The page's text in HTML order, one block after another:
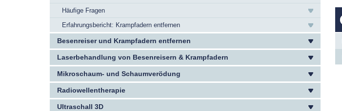
Häufige Fragen
Erfahrungsbericht: Krampfadern entfernen
Besenreiser und Krampfadern entfernen
Laserbehandlung von Besenreisern & Krampfadern
Mikroschaum- und Schaumverödung
Radiowellentherapie
Ultraschall 3D